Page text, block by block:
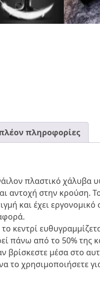
πληροφορίες
πλαστικό χάλυβα
αντοχή στην κρούση.
και έχει
κεντρί
πάνω από το 50% της
βρίσκεστε μέσα στο
το χρησιμοποιήσετε